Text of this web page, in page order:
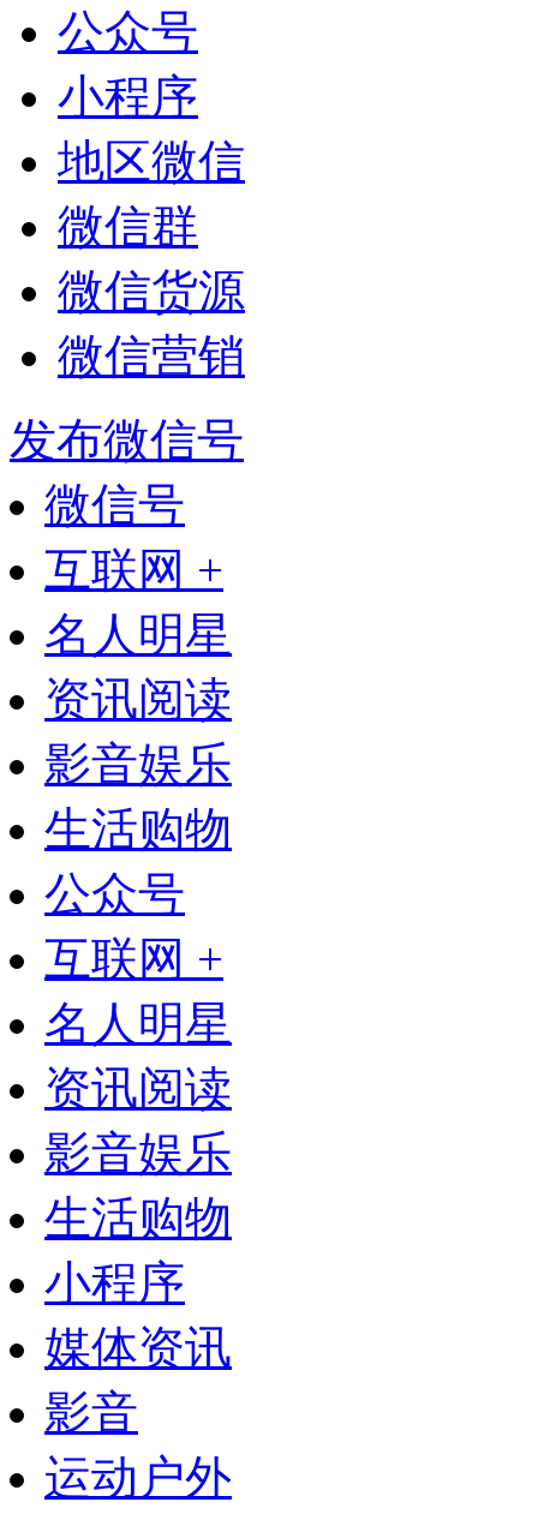
公众号
小程序
地区微信
微信群
微信货源
微信营销
发布微信号
微信号
互联网 +
名人明星
资讯阅读
影音娱乐
生活购物
公众号
互联网 +
名人明星
资讯阅读
影音娱乐
生活购物
小程序
媒体资讯
影音
运动户外